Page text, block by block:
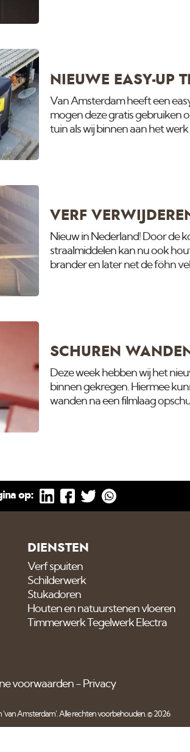
NIEUWE EASY-UP
Van Amsterdam heeft een
mogen deze gratis gebruiken
tuin als wij binnen aan het
VERF
Nieuw in Nederland! Door de
straalmiddelen kan nu ook
brander en later net de föhn
SCHUREN
Deze week hebben wij het
binnen gekregen. Hiermee
wanden na een filmlaag
op:
DIENSTEN
Verf spuiten
Schilderwerk
Stukadoren
Houten en natuurstenen vloeren
Timmerwerk Tegelwerk Electra
voorwaarden Privacy
'van Amsterdam'. Alle rechten voorbehouden. © 2026